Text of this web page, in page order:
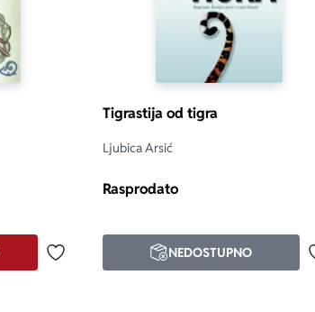
levo
Dodaj u omiljene
Tigrastija od tigra
Ljubica Arsić
Rasprodato
NEDOSTUPNO